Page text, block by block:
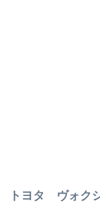
トヨタ ヴォク